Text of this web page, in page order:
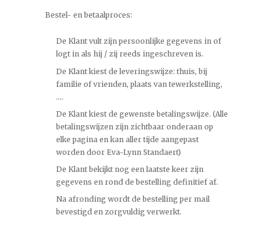
Bestel- en betaalproces:
De Klant vult zijn persoonlijke gegevens in of
logt in als hij / zij reeds ingeschreven is.
De Klant kiest de leveringswijze: thuis, bij
familie of vrienden, plaats van tewerkstelling,
….
De Klant kiest de gewenste betalingswijze. (Alle
betalingswijzen zijn zichtbaar onderaan op
elke pagina en kan aller tijde aangepast
worden door Eva-Lynn Standaert)
De Klant bekijkt nog een laatste keer zijn
gegevens en rond de bestelling definitief af.
Na afronding wordt de bestelling per mail
bevestigd en zorgvuldig verwerkt.